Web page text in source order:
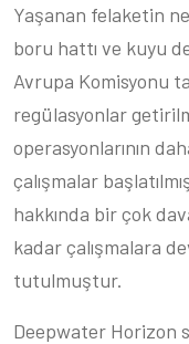
Yaşanan felaketin
boru hattı ve kuyu
Avrupa Komisyonu
regülasyonlar
operasyonlarının
çalışmalar
hakkında bir çok
kadar çalışmalara
tutulmuştur.
Deepwater Horizon